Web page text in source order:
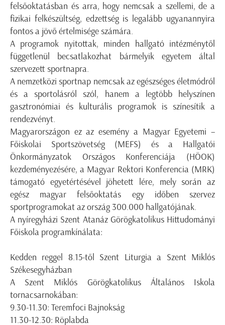
felsőoktatásban és arra, hogy nemcsak a szellemi, de a
fizikai felkészültség, edzettség is legalább ugyanannyira
fontos a jövő értelmisége számára.
A programok nyitottak, minden hallgató intézménytől
függetlenül becsatlakozhat bármelyik egyetem által
szervezett sportnapra.
A nemzetközi sportnap nemcsak az egészséges életmódról
és a sportolásról szól, hanem a legtöbb helyszínen
gasztronómiai és kulturális programok is színesítik a
rendezvényt.
Magyarországon ez az esemény a Magyar Egyetemi –
Főiskolai Sportszövetség (MEFS) és a Hallgatói
Önkormányzatok Országos Konferenciája (HÖOK)
kezdeményezésére, a Magyar Rektori Konferencia (MRK)
támogató egyetértésével jöhetett lére, mely során az
egész magyar felsőoktatás egy időben szervez
sportprogramokat az ország 300.000 hallgatójának.
A nyíregyházi Szent Atanáz Görögkatolikus Hittudományi
Főiskola programkínálata:
Kedden reggel 8.15-től Szent Liturgia a Szent Miklós
Székesegyházban
A Szent Miklós Görögkatolikus Általános Iskola
tornacsarnokában:
9.30-11.30: Teremfoci Bajnokság
11.30-12.30: Röplabda